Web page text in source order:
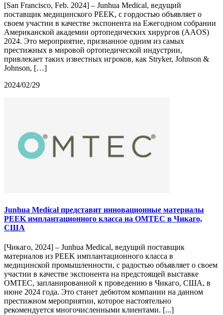
[San Francisco, Feb. 2024] – Junhua Medical, ведущий
поставщик медицинского PEEK, с гордостью объявляет о
своем участии в качестве экспонента на Ежегодном собрании
Американской академии ортопедических хирургов (AAOS)
2024. Это мероприятие, признанное одним из самых
престижных в мировой ортопедической индустрии,
привлекает таких известных игроков, как Stryker, Johnson &
Johnson, […]
2024/02/29
Junhua Medical представит инновационные материалы
PEEK имплантационного класса на OMTEC в Чикаго,
США
[Чикаго, 2024] – Junhua Medical, ведущий поставщик
материалов из PEEK имплантационного класса в
медицинской промышленности, с радостью объявляет о своем
участии в качестве экспонента на предстоящей выставке
OMTEC, запланированной к проведению в Чикаго, США, в
июне 2024 года. Это станет дебютом компании на данном
престижном мероприятии, которое настоятельно
рекомендуется многочисленными клиентами. [...]